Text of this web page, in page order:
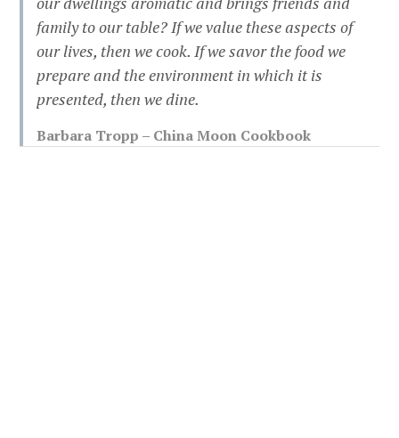
family to our table? If we value these aspects of
our lives, then we cook. If we savor the food we
prepare and the environment in which it is
presented, then we dine.
Barbara Tropp – China Moon Cookbook